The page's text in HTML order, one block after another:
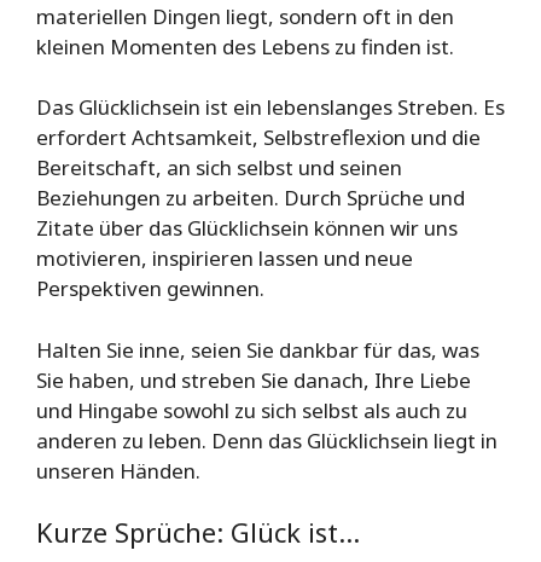
materiellen Dingen liegt, sondern oft in den
kleinen Momenten des Lebens zu finden ist.
Das Glücklichsein ist ein lebenslanges Streben. Es
erfordert Achtsamkeit, Selbstreflexion und die
Bereitschaft, an sich selbst und seinen
Beziehungen zu arbeiten. Durch Sprüche und
Zitate über das Glücklichsein können wir uns
motivieren, inspirieren lassen und neue
Perspektiven gewinnen.
Halten Sie inne, seien Sie dankbar für das, was
Sie haben, und streben Sie danach, Ihre Liebe
und Hingabe sowohl zu sich selbst als auch zu
anderen zu leben. Denn das Glücklichsein liegt in
unseren Händen.
Kurze Sprüche: Glück ist…